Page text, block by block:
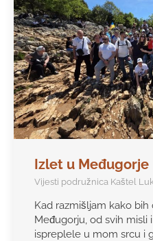
Izlet u Međugorje
Vijesti podružnica Kaštel
Kad razmišljam kako bih
Međugorju, od svih misli
ispreplele u mom srcu i